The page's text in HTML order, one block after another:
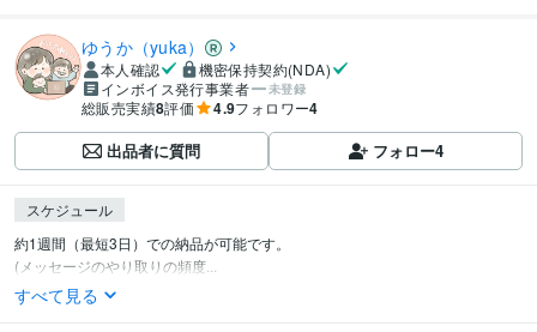
ゆうか（yuka）
本人確認
機密保持契約(NDA)
インボイス発行事業者
未登録
総販売実績8評価 4.9フォロワー4
出品者に質問 フォロー4
スケジュール
約1週間（最短3日）での納品が可能です。
(メッセージのやり取りの頻度...
すべて見る